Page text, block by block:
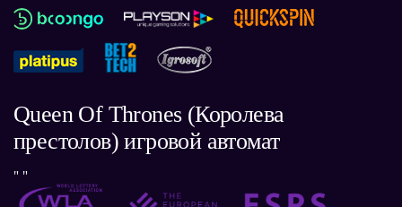
Queen Of Thrones (Королева
престолов) игровой автомат
" "